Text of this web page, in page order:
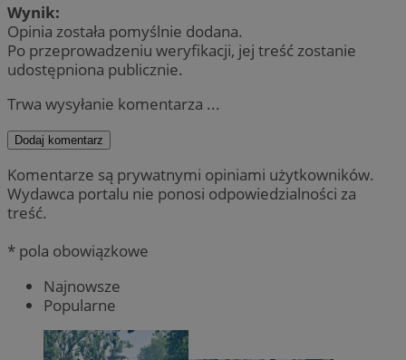
Wynik:
Opinia została pomyślnie dodana.
Po przeprowadzeniu weryfikacji, jej treść zostanie
udostępniona publicznie.
Trwa wysyłanie komentarza ...
Dodaj komentarz
Komentarze są prywatnymi opiniami użytkowników.
Wydawca portalu nie ponosi odpowiedzialności za
treść.
* pola obowiązkowe
Najnowsze
Popularne